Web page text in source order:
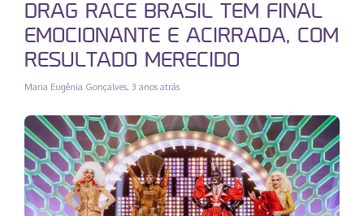
DRAG RACE BRASIL TEM FINAL
EMOCIONANTE E ACIRRADA, COM
RESULTADO MERECIDO
Maria Eugênia Gonçalves, 3 anos atrás